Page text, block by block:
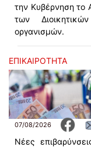
την Κυβέρνηση το
των
οργανισμών.
ΕΠΙΚΑΙΡΟΤΗΤΑ
07/08/2026
Νέες